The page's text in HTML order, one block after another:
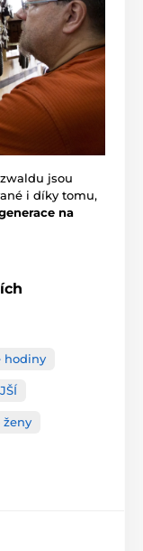
jsou
i díky tomu,
na
hodiny
ženy